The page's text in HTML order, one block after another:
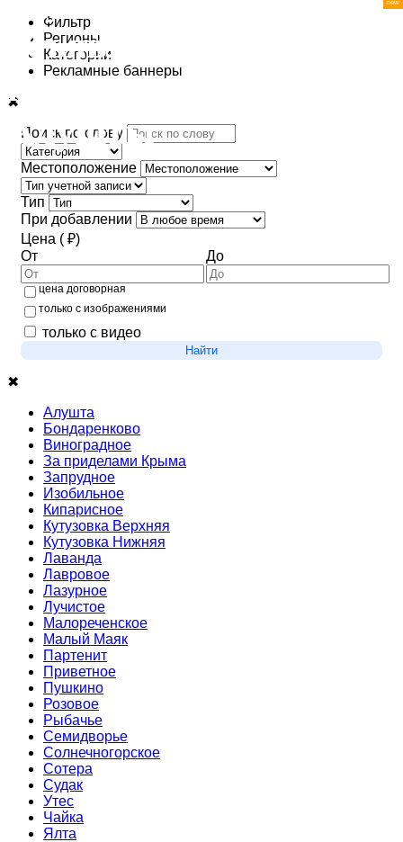
Фильтр
Регионы
Категории
Рекламные баннеры
✖
Поиск по слову
Местоположение
Тип
При добавлении
Цена ( ₽)
От
До
цена договорная
только с изображениями
только с видео
Найти
✖
Алушта
Бондаренково
Виноградное
За приделами Крыма
Запрудное
Изобильное
Кипарисное
Кутузовка Верхняя
Кутузовка Нижняя
Лаванда
Лавровое
Лазурное
Лучистое
Малореченское
Малый Маяк
Партенит
Приветное
Пушкино
Розовое
Рыбачье
Семидворье
Солнечногорское
Сотера
Судак
Утес
Чайка
Ялта